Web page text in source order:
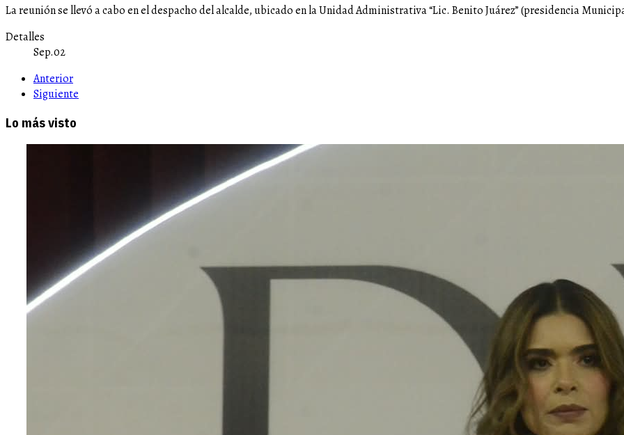
La reunión se llevó a cabo en el despacho del alcalde, ubicado en la Unidad Administrativa “Lic. Benito Juárez” (presidencia
Detalles
Sep.02
Anterior
Siguiente
Lo más visto